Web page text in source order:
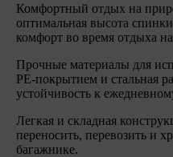
Комфортный отдых на
оптимальная высота
комфорт во время отдыха
Прочные материалы для
PE-покрытием и стальная
устойчивость к
Легкая и складная
переносить, перевозить и
багажнике.